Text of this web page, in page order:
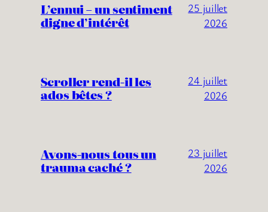
L’ennui – un sentiment
digne d’intérêt
25 juillet
2026
Scroller rend-il les
ados bêtes ?
24 juillet
2026
Avons-nous tous un
trauma caché ?
23 juillet
2026